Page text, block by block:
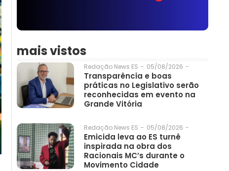
mais vistos
Redação News ES - 05/08/2026 -
Transparência e boas
práticas no Legislativo serão
reconhecidas em evento na
Grande Vitória
Redação News ES - 05/08/2026 -
Emicida leva ao ES turnê
inspirada na obra dos
Racionais MC’s durante o
Movimento Cidade